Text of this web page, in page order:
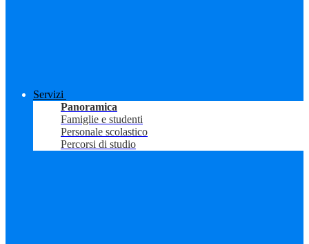
Servizi
Panoramica
Famiglie e studenti
Personale scolastico
Percorsi di studio